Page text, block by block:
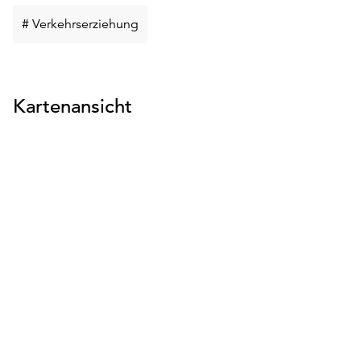
# Verkehrserziehung
Kartenansicht